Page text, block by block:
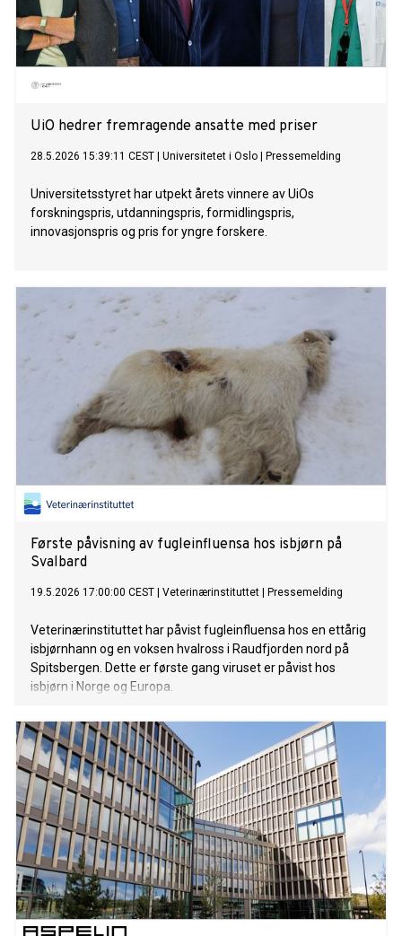
UiO hedrer fremragende ansatte med priser
28.5.2026 15:39:11 CEST Universitetet i Oslo Pressemelding
Universitetsstyret har utpekt årets vinnere av UiOs
forskningspris, utdanningspris, formidlingspris,
innovasjonspris og pris for yngre forskere.
Første påvisning av fugleinfluensa hos isbjørn på
Svalbard
19.5.2026 17:00:00 CEST Veterinærinstituttet Pressemelding
Veterinærinstituttet har påvist fugleinfluensa hos en ettårig
isbjørnhann og en voksen hvalross i Raudfjorden nord på
Spitsbergen. Dette er første gang viruset er påvist hos
isbjørn i Norge og Europa.